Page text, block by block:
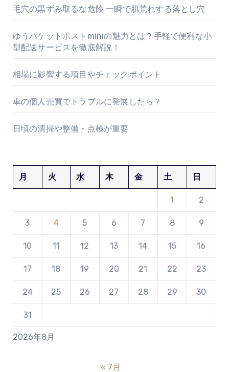
毛穴の黒ずみ取るな危険 一瞬で肌荒れする落とし穴
ゆうパケットポストminiの魅力とは？手軽で便利な小
型配送サービスを徹底解説！
相場に影響する項目やチェックポイント
車の個人売買でトラブルに発展したら？
日頃の清掃や整備・点検が重要
2026年8月
月 火 水 木 金 土 日
1 2
3 4 5 6 7 8 9
10 11 12 13 14 15 16
17 18 19 20 21 22 23
24 25 26 27 28 29 30
31
« 7月